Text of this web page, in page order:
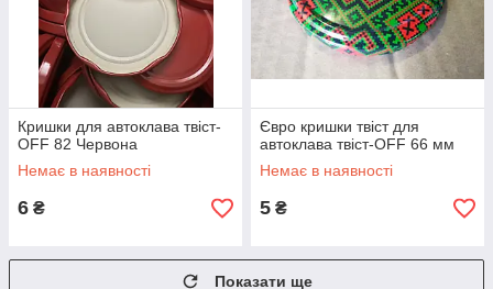
Кришки для автоклава твіст-
OFF 82 Червона
Немає в наявності
6 ₴
Євро кришки твіст для
автоклава твіст-OFF 66 мм
Немає в наявності
5 ₴
Показати ще